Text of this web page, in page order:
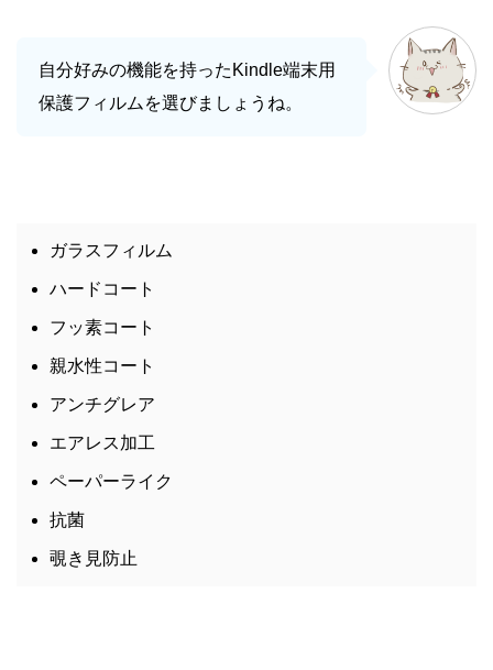
自分好みの機能を持ったKindle端末用
保護フィルムを選びましょうね。
ガラスフィルム
ハードコート
フッ素コート
親水性コート
アンチグレア
エアレス加工
ペーパーライク
抗菌
覗き見防止